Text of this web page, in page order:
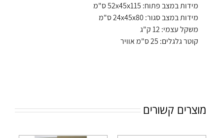
מידות במצב פתוח: 52x45x115 ס"מ
מידות במצב סגור: 24x45x80 ס"מ
משקל עצמי: 12 ק"ג
קוטר גלגלים: 25 ס"מ אוויר
מוצרים קשורים